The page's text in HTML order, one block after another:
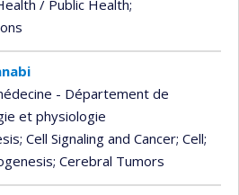
/ Public Health;
- Département de
et physiologie
; Cell Signaling and Cancer; Cell;
; Cerebral Tumors